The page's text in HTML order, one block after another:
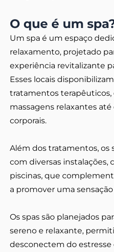
O que é um
Um spa é um espaço
relaxamento, projetado
experiência revitalizante
Esses locais
tratamentos
massagens relaxantes até
corporais.
Além dos tratamentos,
com diversas instalações,
piscinas, que
a promover uma
Os spas são planejados
sereno e relaxante,
desconectem do